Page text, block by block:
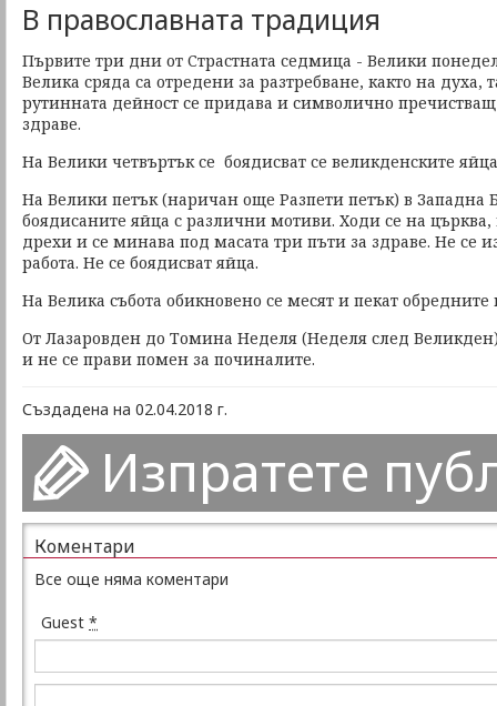
В православната традиция
Първите три дни от Страстната седмица - Велики
Велика сряда са отредени за разтребване, както на духа,
рутинната дейност се придава и символично пречистващ
здраве.
На Велики четвъртък се боядисват се великденските
На Велики петък (наричан още Разпети петък) в Западна
боядисаните яйца с различни мотиви. Ходи се на църква,
дрехи и се минава под масата три пъти за здраве. Не се
работа. Не се боядисват яйца.
На Велика събота обикновено се месят и пекат обредните
От Лазаровден до Томина Неделя (Неделя след
и не се прави помен за починалите.
Създадена на 02.04.2018 г.
Изпратете
Коментари
Все още няма коментари
Guest *